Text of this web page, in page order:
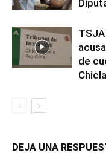
de
DEJA UNA